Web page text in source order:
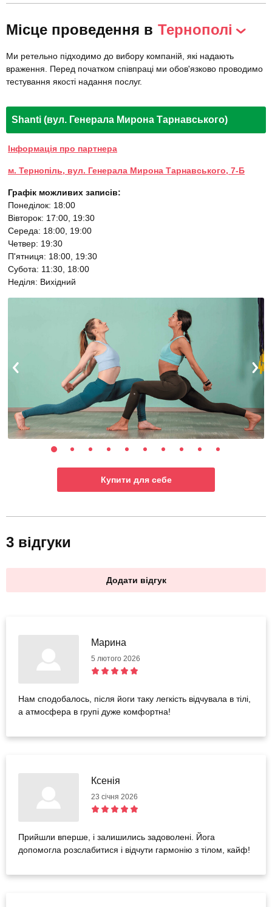
Місце проведення в Тернополі
Ми ретельно підходимо до вибору компаній, які надають
враження. Перед початком співпраці ми обов'язково проводимо
тестування якості надання послуг.
Shanti (вул. Генерала Мирона Тарнавського)
Інформація про партнера
м. Тернопіль, вул. Генерала Мирона Тарнавського, 7-Б
Графік можливих записів:
Понеділок: 18:00
Вівторок: 17:00, 19:30
Середа: 18:00, 19:00
Четвер: 19:30
П'ятниця: 18:00, 19:30
Субота: 11:30, 18:00
Неділя: Вихідний
Купити для себе
3 відгуки
Додати відгук
Марина
5 лютого 2026
Нам сподобалось, після йоги таку легкість відчувала в тілі,
а атмосфера в групі дуже комфортна!
Ксенія
23 січня 2026
Прийшли вперше, і залишились задоволені. Йога
допомогла розслабитися і відчути гармонію з тілом, кайф!